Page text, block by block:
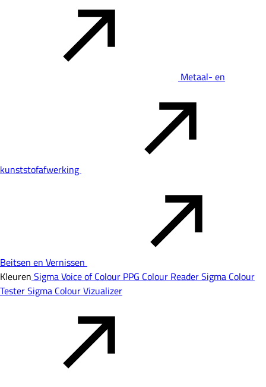
Metaal- en
kunststofafwerking
Beitsen en Vernissen
Kleuren Sigma Voice of Colour PPG Colour ReaderSigma Colour
TesterSigma Colour Vizualizer